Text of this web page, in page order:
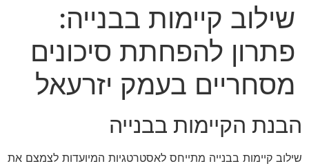
שילוב קיימות בבנייה:
פתרון להפחתת סיכונים
מסחריים בעמק יזרעאל
הבנת הקיימות בבנייה
שילוב קיימות בבנייה מתייחס לאסטרטגיות המיועדות לצמצם את